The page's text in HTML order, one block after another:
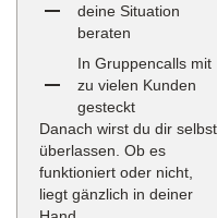
deine Situation
beraten
In Gruppencalls mit
zu vielen Kunden
gesteckt
Danach wirst du dir selbst
überlassen. Ob es
funktioniert oder nicht,
liegt gänzlich in deiner